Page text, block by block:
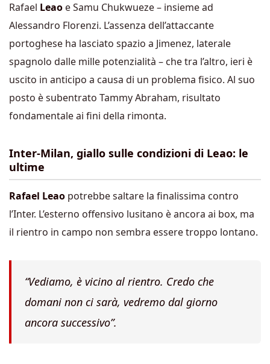
Rafael Leao e Samu Chukwueze – insieme ad
Alessandro Florenzi. L’assenza dell’attaccante
portoghese ha lasciato spazio a Jimenez, laterale
spagnolo dalle mille potenzialità – che tra l’altro, ieri è
uscito in anticipo a causa di un problema fisico. Al suo
posto è subentrato Tammy Abraham, risultato
fondamentale ai fini della rimonta.
Inter-Milan, giallo sulle condizioni di Leao: le
ultime
Rafael Leao potrebbe saltare la finalissima contro
l’Inter. L’esterno offensivo lusitano è ancora ai box, ma
il rientro in campo non sembra essere troppo lontano.
“Vediamo, è vicino al rientro. Credo che
domani non ci sarà, vedremo dal giorno
ancora successivo”.